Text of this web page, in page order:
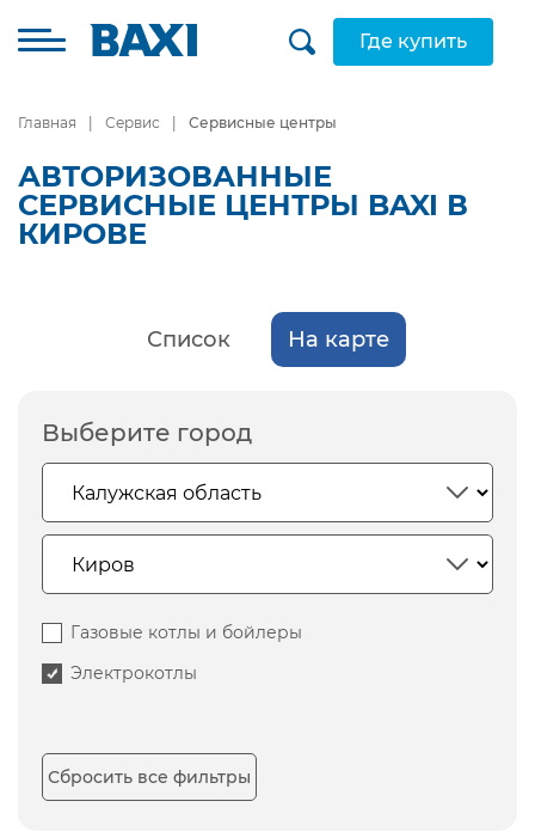
Где купить
Главная Сервис Сервисные центры
АВТОРИЗОВАННЫЕ
СЕРВИСНЫЕ ЦЕНТРЫ BAXI В
КИРОВЕ
Список На карте
Выберите город
Газовые котлы и бойлеры
Электрокотлы
Сбросить все фильтры